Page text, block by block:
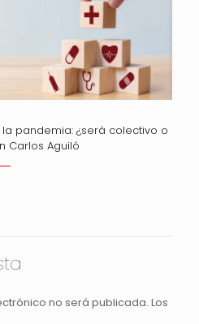
la pandemia: ¿será colectivo o
Carlos Aguiló
no será publicada. Los